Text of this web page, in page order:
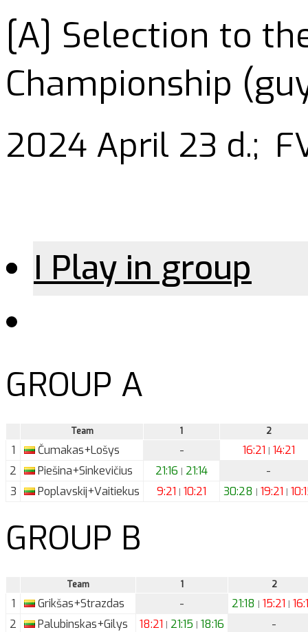
[A] Selection to
Championship
2024 April 23 d.;
I Play in group
GROUP A
Team 1 2
1 Čumakas+Lošys - 16:21 | 14:21
2
Piešina+Sinkevičius 21:16 | 21:14
-
3
Poplavskij+Vaitiekus 9:21 | 10:21 30:28 | 19:21 |
GROUP B
Team 1 2
1 Grikšas+Strazdas - 21:18 | 15:21 |
2
Palubinskas+Gilys 18:21 | 21:15 | 18:16
-